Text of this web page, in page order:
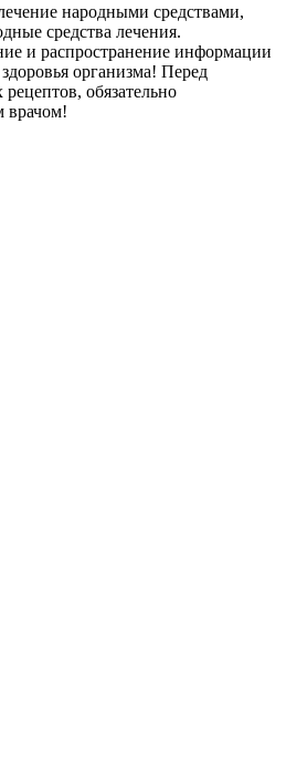
народными средствами,
средства лечения.
и распространение информации
организма! Перед
обязательно
врачом!